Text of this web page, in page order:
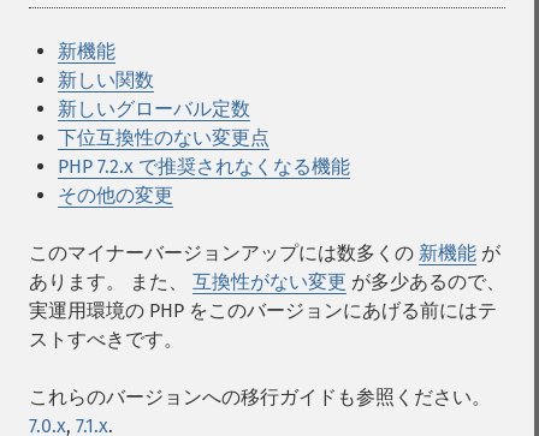
新機能
新しい関数
新しいグローバル定数
下位互換性のない変更点
PHP 7.2.x で推奨されなくなる機能
その他の変更
このマイナーバージョンアップには数多くの 新機能 が
あります。 また、 互換性がない変更 が多少あるので、
実運用環境の PHP をこのバージョンにあげる前にはテ
ストすべきです。
これらのバージョンへの移行ガイドも参照ください。
7.0.x, 7.1.x.